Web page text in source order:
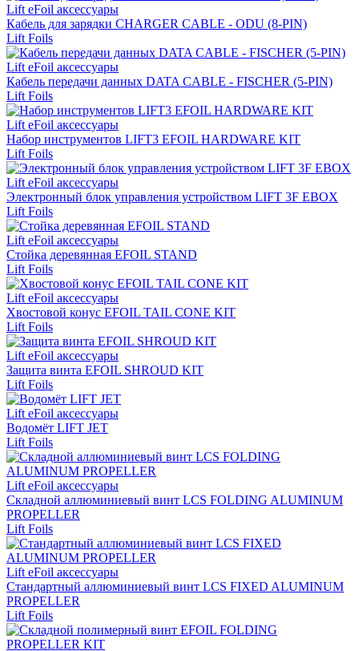
Lift eFoil аксессуары
Кабель для зарядки CHARGER CABLE - ODU (8-PIN)
Lift Foils
Lift eFoil аксессуары
Кабель передачи данных DATA CABLE - FISCHER (5-PIN)
Lift Foils
Lift eFoil аксессуары
Набор инструментов LIFT3 EFOIL HARDWARE KIT
Lift Foils
Lift eFoil аксессуары
Электронный блок управления устройством LIFT 3F EBOX
Lift Foils
Lift eFoil аксессуары
Стойка деревянная EFOIL STAND
Lift Foils
Lift eFoil аксессуары
Хвостовой конус EFOIL TAIL CONE KIT
Lift Foils
Lift eFoil аксессуары
Защита винта EFOIL SHROUD KIT
Lift Foils
Lift eFoil аксессуары
Водомёт LIFT JET
Lift Foils
Lift eFoil аксессуары
Складной аллюминиевый винт LCS FOLDING ALUMINUM
PROPELLER
Lift Foils
Lift eFoil аксессуары
Стандартный аллюминиевый винт LCS FIXED ALUMINUM
PROPELLER
Lift Foils